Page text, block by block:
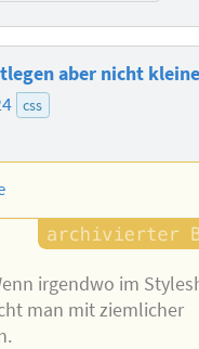
aber nicht
css
irgendwo im
man mit ziemlicher